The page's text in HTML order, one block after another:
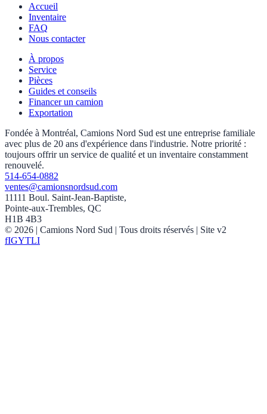
Accueil
Inventaire
FAQ
Nous contacter
À propos
Service
Pièces
Guides et conseils
Financer un camion
Exportation
Fondée à Montréal, Camions Nord Sud est une entreprise familiale
avec plus de 20 ans d'expérience dans l'industrie. Notre priorité :
toujours offrir un service de qualité et un inventaire constamment
renouvelé.
514-654-0882
ventes@camionsnordsud.com
11111 Boul. Saint-Jean-Baptiste,
Pointe-aux-Trembles, QC
H1B 4B3
© 2026 | Camions Nord Sud | Tous droits réservés | Site v2
fIGYTLI